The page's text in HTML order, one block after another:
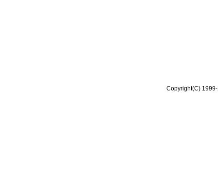
Copyright(C)